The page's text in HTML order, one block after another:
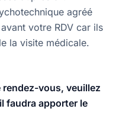
agréé
votre RDV car ils
la visite médicale.
rendez-vous, veuillez
faudra apporter le